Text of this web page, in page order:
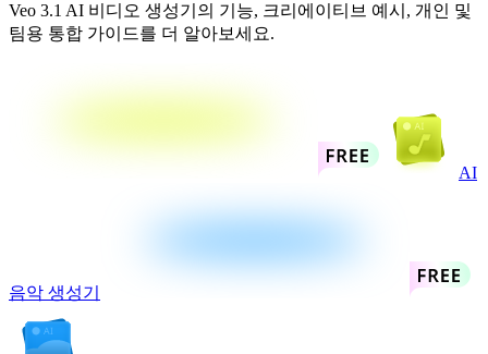
Veo 3.1 AI 비디오 생성기의 기능, 크리에이티브 예시, 개인 및
팀용 통합 가이드를 더 알아보세요.
AI
음악 생성기